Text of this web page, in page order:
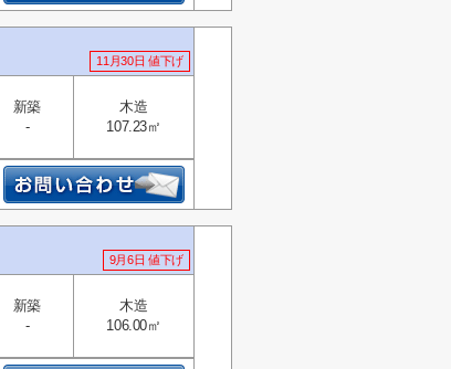
11月30日 値下げ
新築
-
木造
107.23㎡
9月6日 値下げ
新築
-
木造
106.00㎡